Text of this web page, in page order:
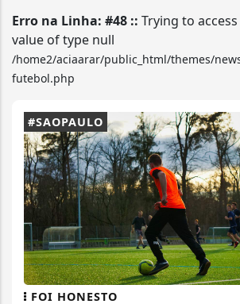
Erro na Linha: #48 :: Trying to
value of type null
/home2/aciaarar/public_html/themes/
futebol.php
#SAOPAULO
FOI HONESTO